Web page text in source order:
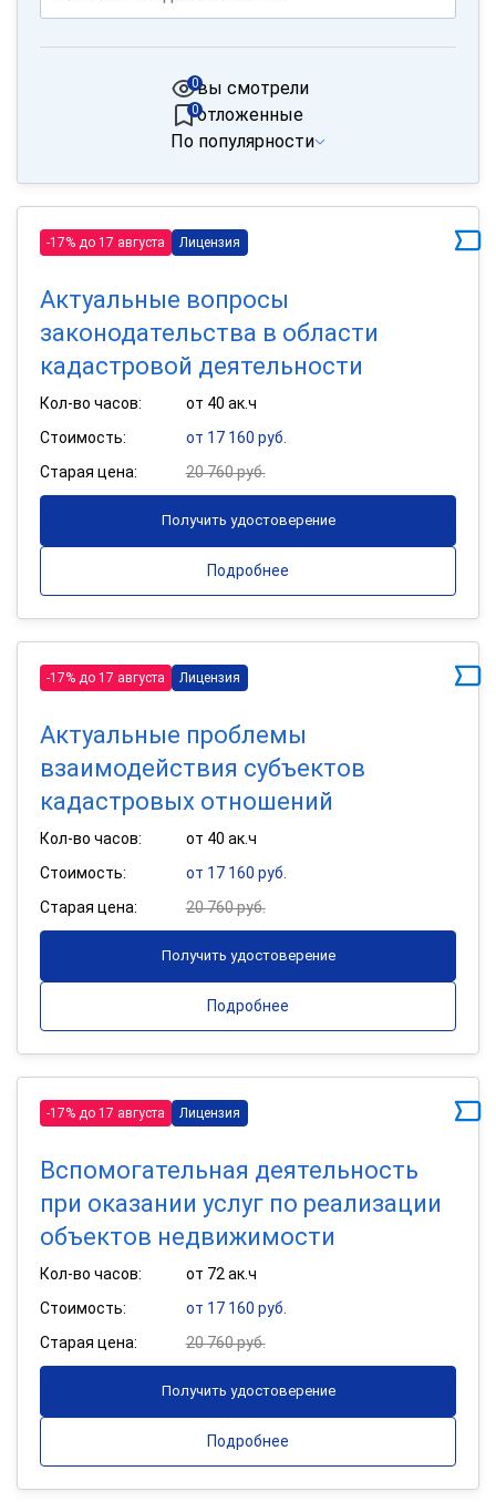
вы смотрели
0
отложенные
0
По популярности
-17% до 17 августа Лицензия
Актуальные вопросы
законодательства в области
кадастровой деятельности
Кол-во часов:
от 40 ак.ч
Стоимость:
от 17 160 руб.
Старая цена:
20 760 руб.
Получить удостоверение
Подробнее
-17% до 17 августа Лицензия
Актуальные проблемы
взаимодействия субъектов
кадастровых отношений
Кол-во часов:
от 40 ак.ч
Стоимость:
от 17 160 руб.
Старая цена:
20 760 руб.
Получить удостоверение
Подробнее
-17% до 17 августа Лицензия
Вспомогательная деятельность
при оказании услуг по реализации
объектов недвижимости
Кол-во часов:
от 72 ак.ч
Стоимость:
от 17 160 руб.
Старая цена:
20 760 руб.
Получить удостоверение
Подробнее